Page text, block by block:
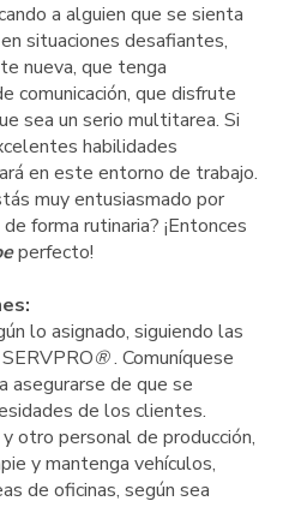
a alguien que se sienta
situaciones desafiantes,
nueva, que tenga
comunicación, que disfrute
sea un serio multitarea. Si
habilidades
en este entorno de trabajo.
muy entusiasmado por
forma rutinaria? ¡Entonces
perfecto!
lo asignado, siguiendo las
®. Comuníquese
asegurarse de que se
de los clientes.
otro personal de producción,
y mantenga vehículos,
de oficinas, según sea